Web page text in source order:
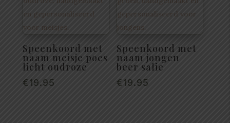
Speenkoord met
naam meisje poes
licht oudroze
€19.95
Speenkoord met
naam jongen
beer salie
€19.95